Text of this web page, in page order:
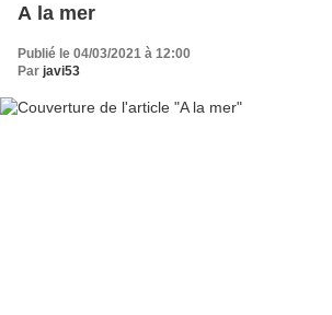
A la mer
Publié le 04/03/2021 à 12:00
Par javi53